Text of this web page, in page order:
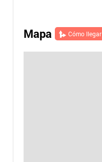
Mapa Cómo llegar